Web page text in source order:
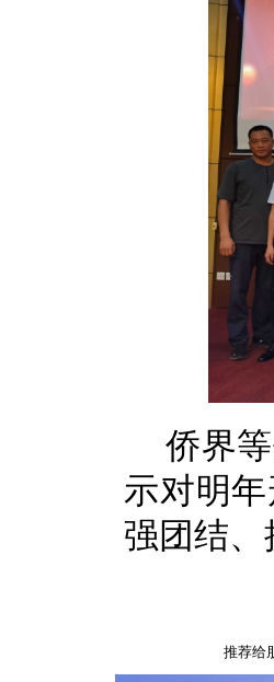
侨界
示对明
强团结、
推荐给